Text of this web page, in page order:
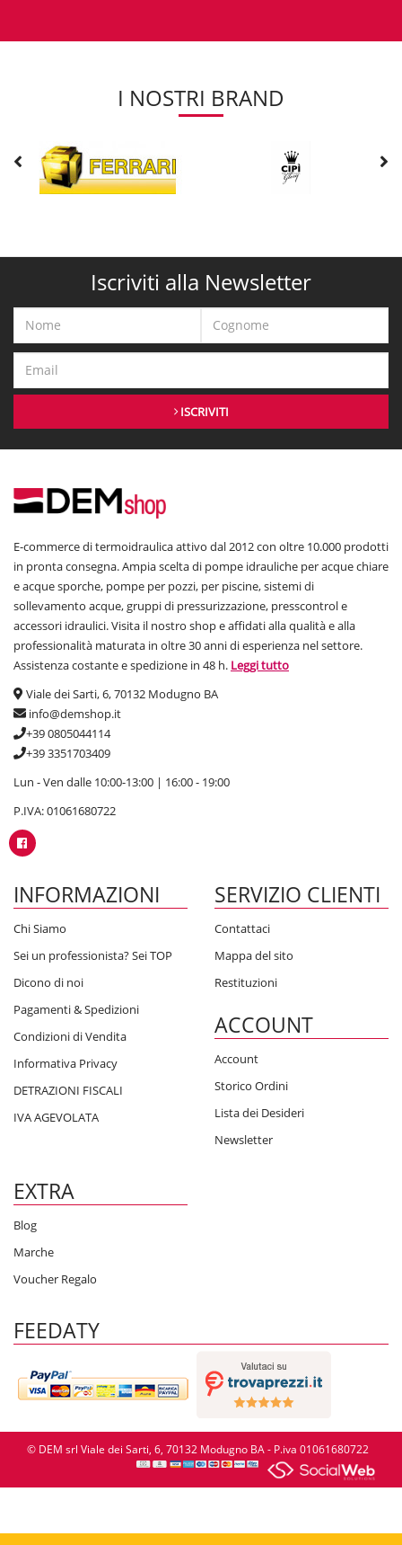
I NOSTRI BRAND
Iscriviti alla Newsletter
ISCRIVITI
E-commerce di termoidraulica attivo dal 2012 con oltre 10.000 prodotti
in pronta consegna. Ampia scelta di pompe idrauliche per acque chiare
e acque sporche, pompe per pozzi, per piscine, sistemi di
sollevamento acque, gruppi di pressurizzazione, presscontrol e
accessori idraulici. Visita il nostro shop e affidati alla qualità e alla
professionalità maturata in oltre 30 anni di esperienza nel settore.
Assistenza costante e spedizione in 48 h. Leggi tutto
Viale dei Sarti, 6, 70132 Modugno BA
info@demshop.it
+39 0805044114
+39 3351703409
Lun - Ven dalle 10:00-13:00 | 16:00 - 19:00
P.IVA: 01061680722
INFORMAZIONI
Chi Siamo
Sei un professionista? Sei TOP
Dicono di noi
Pagamenti & Spedizioni
Condizioni di Vendita
Informativa Privacy
DETRAZIONI FISCALI
IVA AGEVOLATA
SERVIZIO CLIENTI
Contattaci
Mappa del sito
Restituzioni
ACCOUNT
Account
Storico Ordini
Lista dei Desideri
Newsletter
EXTRA
Blog
Marche
Voucher Regalo
FEEDATY
© DEM srl Viale dei Sarti, 6, 70132 Modugno BA - P.iva 01061680722